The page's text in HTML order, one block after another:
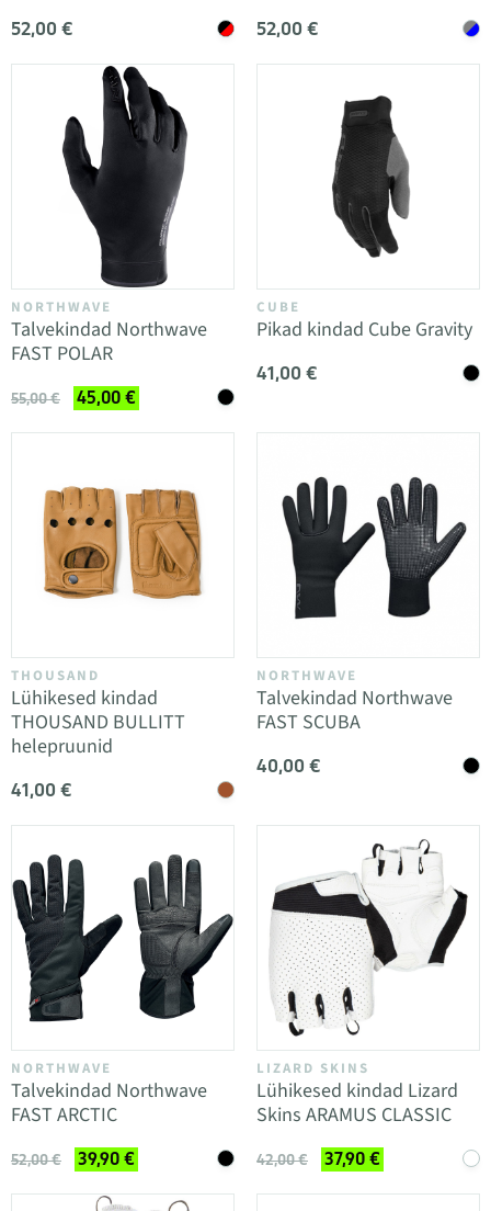
52,00 € 52,00 €
NORTHWAVE
Talvekindad Northwave
FAST POLAR
55,00 € 45,00 €
CUBE
Pikad kindad Cube Gravity
41,00 €
THOUSAND
Lühikesed kindad
THOUSAND BULLITT
helepruunid
41,00 €
NORTHWAVE
Talvekindad Northwave
FAST SCUBA
40,00 €
NORTHWAVE
Talvekindad Northwave
FAST ARCTIC
52,00 € 39,90 €
LIZARD SKINS
Lühikesed kindad Lizard
Skins ARAMUS CLASSIC
42,00 € 37,90 €